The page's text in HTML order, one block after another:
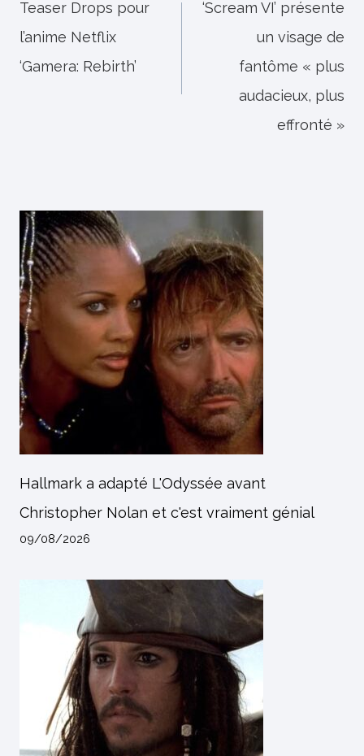
de
l’article
Teaser Drops pour
l’anime Netflix
‘Gamera: Rebirth’
‘Scream VI’ présente
un visage de
fantôme « plus
audacieux, plus
effronté »
Hallmark a adapté L'Odyssée avant
Christopher Nolan et c'est vraiment génial
09/08/2026